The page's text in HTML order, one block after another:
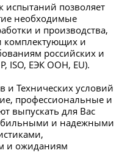
испытаний позволяет
необходимые
и производства,
комплектующих и
российских и
ISO, ЕЭК ООН, EU).
и Технических условий
профессиональные и
выпускать для Вас
и надежными
и ожиданиям